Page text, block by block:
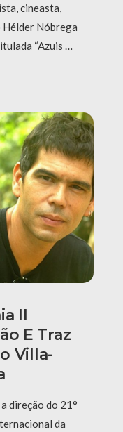
cineasta,
Nóbrega
“Azuis …
II
E Traz
Villa-
direção do 21°
da